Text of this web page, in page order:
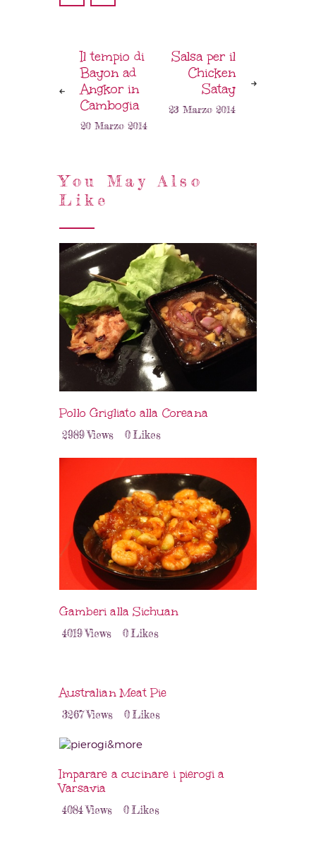
Il tempio di
Bayon ad
Angkor in
Cambogia
20 Marzo 2014
Salsa per il
Chicken
Satay
23 Marzo 2014
You May Also
Like
Pollo Grigliato alla Coreana
2989Views 0Likes
Gamberi alla Sichuan
4019Views 0Likes
Australian Meat Pie
3267Views 0Likes
Imparare a cucinare i pierogi a
Varsavia
4084Views 0Likes